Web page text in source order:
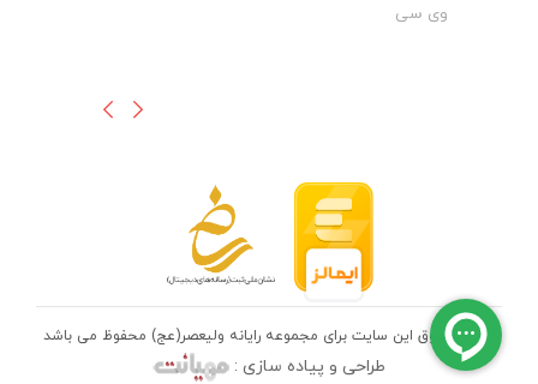
وی سی
تمامی حقوق این سایت برای مجموعه رایانه ولیعصر(عج) محفوظ می باشد
طراحی و پیاده سازی :